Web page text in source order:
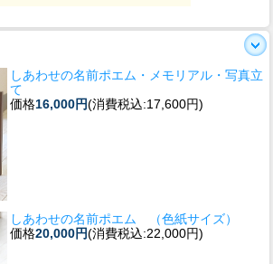
しあわせの名前ポエム・メモリアル・写真立
て
価格16,000円(消費税込:17,600円)
しあわせの名前ポエム （色紙サイズ）
価格20,000円(消費税込:22,000円)